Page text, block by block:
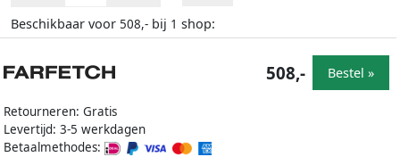
Beschikbaar voor 508,- bij 1 shop:
Retourneren: Gratis
Levertijd: 3-5 werkdagen
Betaalmethodes:
508,- Bestel »